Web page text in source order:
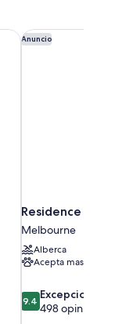
Anuncio
Residence Inn by
Melbourne
Alberca
Acepta mascotas
9.4
de
9.4 Excepcional
498 opiniones
Residence Inn by